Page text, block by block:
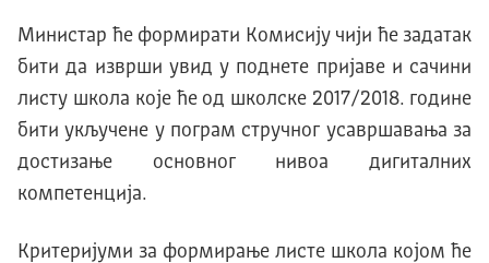
Министар ће формирати Комисију чији ће задатак
бити да изврши увид у поднете пријаве и сачини
листу школа које ће од школске 2017/2018. године
бити укључене у пограм стручног усавршавања за
достизање основног нивоа дигиталних
компетенција.
Критеријуми за формирање листе школа којом ће